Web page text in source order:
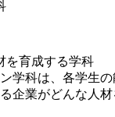
を育成する学科
学科は、各学生
企業がどんな人